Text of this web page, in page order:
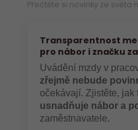
Přečtěte si novinky ze světa
Transparentnost
pro nábor i značku
Uvádění mzdy v
zřejmě nebude
očekávají. Zjistěte, jak
usnadňuje nábor a
zaměstnavatele.